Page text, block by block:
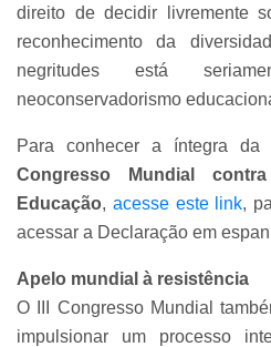
direito de decidir livremente
reconhecimento da
negritudes está
neoconservadorismo
Para conhecer a íntegra da
Congresso Mundial
Educação, acesse este link,
acessar a Declaração em
Apelo mundial à resistência
O III Congresso Mundial
impulsionar um processo